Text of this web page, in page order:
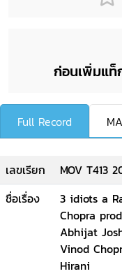
ก่อนเพิ่มแท็
Full Record
เลขเรียก
MOV T413
ชื่อเรื่อง
3 idiots a
Chopra
Abhijat
Vinod
Hirani